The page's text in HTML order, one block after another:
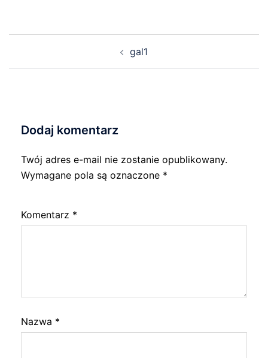
gal1
Dodaj komentarz
Twój adres e-mail nie zostanie opublikowany.
Wymagane pola są oznaczone *
Komentarz *
Nazwa *